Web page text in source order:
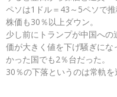
ペソは1ドル＝43～5ペソで
株価も30％以上ダウン。
少し前にトランプが中国へ
価が大きく値を下げ騒ぎに
かった国でも2％台だった。
30％の下落というのは常軌を